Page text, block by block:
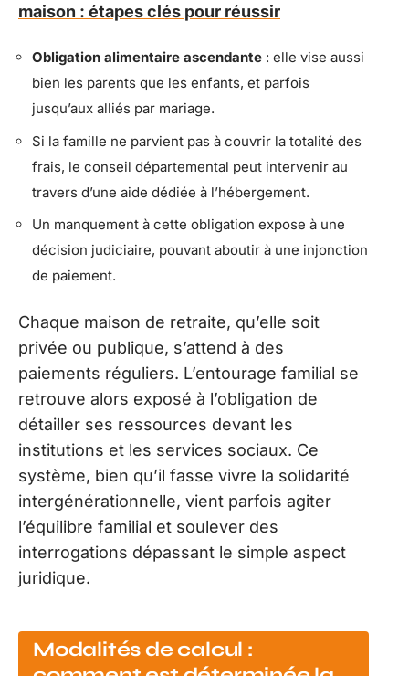
maison : étapes clés pour réussir
Obligation alimentaire ascendante : elle vise aussi
bien les parents que les enfants, et parfois
jusqu’aux alliés par mariage.
Si la famille ne parvient pas à couvrir la totalité des
frais, le conseil départemental peut intervenir au
travers d’une aide dédiée à l’hébergement.
Un manquement à cette obligation expose à une
décision judiciaire, pouvant aboutir à une injonction
de paiement.
Chaque maison de retraite, qu’elle soit
privée ou publique, s’attend à des
paiements réguliers. L’entourage familial se
retrouve alors exposé à l’obligation de
détailler ses ressources devant les
institutions et les services sociaux. Ce
système, bien qu’il fasse vivre la solidarité
intergénérationnelle, vient parfois agiter
l’équilibre familial et soulever des
interrogations dépassant le simple aspect
juridique.
Modalités de calcul :